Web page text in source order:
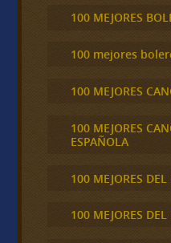
100 MEJORES
100 mejores
100 MEJORES
100 MEJORES
ESPAÑOLA
100 MEJORES
100 MEJORES